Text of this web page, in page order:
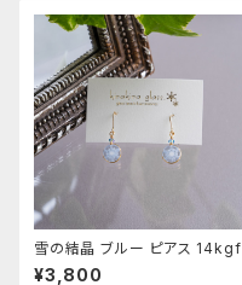
雪の結晶 ブルー ピアス 14kgf
¥3,800